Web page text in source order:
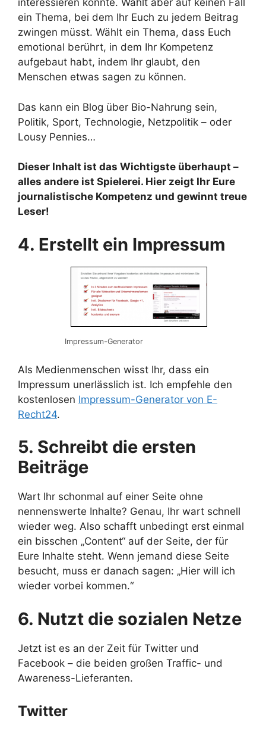
interessieren könnte. Wählt aber auf keinen Fall
ein Thema, bei dem Ihr Euch zu jedem Beitrag
zwingen müsst. Wählt ein Thema, dass Euch
emotional berührt, in dem Ihr Kompetenz
aufgebaut habt, indem Ihr glaubt, den
Menschen etwas sagen zu können.
Das kann ein Blog über Bio-Nahrung sein,
Politik, Sport, Technologie, Netzpolitik – oder
Lousy Pennies…
Dieser Inhalt ist das Wichtigste überhaupt –
alles andere ist Spielerei. Hier zeigt Ihr Eure
journalistische Kompetenz und gewinnt treue
Leser!
4. Erstellt ein Impressum
Impressum-Generator
Als Medienmenschen wisst Ihr, dass ein
Impressum unerlässlich ist. Ich empfehle den
kostenlosen Impressum-Generator von E-
Recht24.
5. Schreibt die ersten
Beiträge
Wart Ihr schonmal auf einer Seite ohne
nennenswerte Inhalte? Genau, Ihr wart schnell
wieder weg. Also schafft unbedingt erst einmal
ein bisschen „Content“ auf der Seite, der für
Eure Inhalte steht. Wenn jemand diese Seite
besucht, muss er danach sagen: „Hier will ich
wieder vorbei kommen.“
6. Nutzt die sozialen Netze
Jetzt ist es an der Zeit für Twitter und
Facebook – die beiden großen Traffic- und
Awareness-Lieferanten.
Twitter